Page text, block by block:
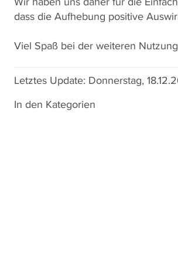
dass die Aufhebung positive
Viel Spaß bei der weiteren
Letztes Update: Donnerstag,
In den Kategorien